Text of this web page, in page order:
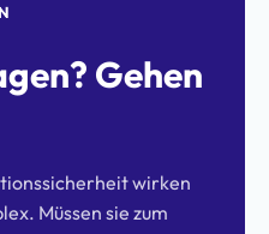
Gehen
wirken
Müssen sie zum